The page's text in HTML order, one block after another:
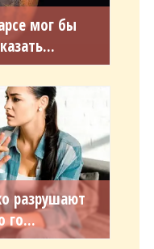
мог бы
разрушают
го...